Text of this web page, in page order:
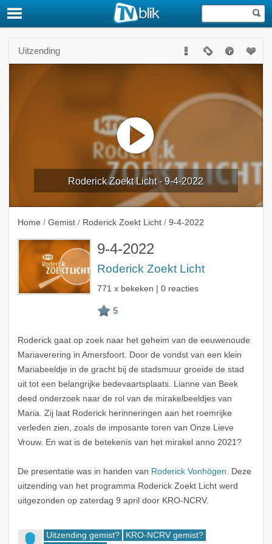
Uitzending
Roderick Zoekt Licht - 9-4-2022
Home / Gemist / Roderick Zoekt Licht / 9-4-2022
9-4-2022
Roderick Zoekt Licht
771 x bekeken | 0 reacties
Roderick gaat op zoek naar het geheim van de eeuwenoude
Mariaverering in Amersfoort. Door de vondst van een klein
Mariabeeldje in de gracht bij de stadsmuur groeide de stad
uit tot een belangrijke bedevaartsplaats. Lianne van Beek
deed onderzoek naar de rol van de mirakelbeeldjes van
Maria. Zij laat Roderick herinneringen aan het roemrijke
verleden zien, zoals de imposante toren van Onze Lieve
Vrouw. En wat is de betekenis van het mirakel anno 2021?
De presentatie was in handen van Roderick Vonhögen. Deze
uitzending van het programma Roderick Zoekt Licht werd
uitgezonden op zaterdag 9 april door KRO-NCRV.
Uitzending gemist?
KRO-NCRV gemist?